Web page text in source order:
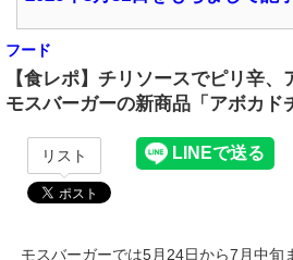
フード
【食レポ】チリソースでピリ辛、
モスバーガーの新商品「アボカド
リスト
モスバーガーでは5月24日から7月中旬